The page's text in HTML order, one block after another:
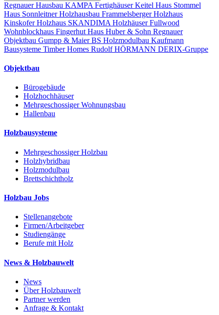
Regnauer Hausbau KAMPA FertighäuserKeitel Haus Stommel
Haus Sonnleitner Holzhausbau Frammelsberger Holzhaus
Kinskofer Holzhaus SKANDIMA HolzhäuserFullwood
Wohnblockhaus Fingerhut Haus Huber & Sohn Regnauer
Objektbau Gumpp & MaierBS Holzmodulbau Kaufmann
Bausysteme Timber Homes Rudolf HÖRMANN DERIX-Gruppe
Objektbau
Bürogebäude
Holzhochhäuser
Mehrgeschossiger Wohnungsbau
Hallenbau
Holzbausysteme
Mehrgeschossiger Holzbau
Holzhybridbau
Holzmodulbau
Brettschichtholz
Holzbau Jobs
Stellenangebote
Firmen/Arbeitgeber
Studiengänge
Berufe mit Holz
News & Holzbauwelt
News
Über Holzbauwelt
Partner werden
Anfrage & Kontakt